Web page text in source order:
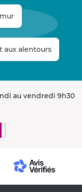
aux alentours
au vendredi 9h30